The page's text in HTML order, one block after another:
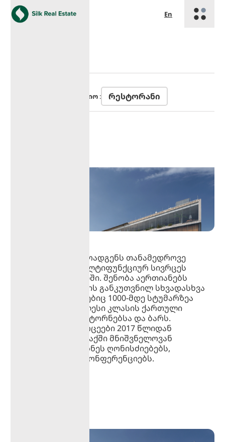
En
პორტოფლიო : რესტორანი
რესპუბლიკა წარმოადგენს თანამედროვე
სტანდარტების მულტიფუნქციურ სივრცეს
თბილისის შუაგულში. შენობა აერთიანებს
ღონისძიებებისთვის განკუთვნილ სხვადასხვა
სივრცეებს, რომლებიც 1000-მდე სტუმარზეა
გათვლილი, უმაღლესი კლასის ქართული
სამზარეულოს რესტორნებსა და ბარს.
რესპუბლიკის სივრცეები 2017 წლიდან
მასპინძლობს ქალაქში მნიშვნელოვან
კულტურულ თუ ბიზნეს ღონისძიებებს,
კონცერტებსა და კონფერენციებს.